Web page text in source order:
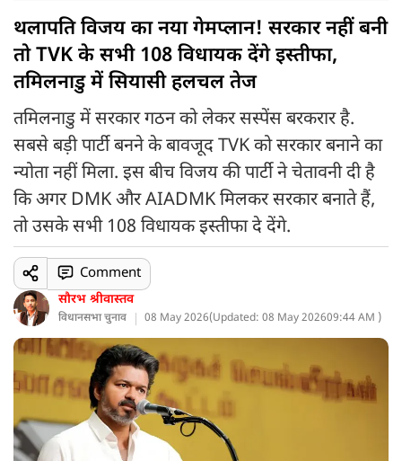
थलापति विजय का नया गेमप्लान! सरकार नहीं बनी
तो TVK के सभी 108 विधायक देंगे इस्तीफा,
तमिलनाडु में सियासी हलचल तेज
तमिलनाडु में सरकार गठन को लेकर सस्पेंस बरकरार है.
सबसे बड़ी पार्टी बनने के बावजूद TVK को सरकार बनाने का
न्योता नहीं मिला. इस बीच विजय की पार्टी ने चेतावनी दी है
कि अगर DMK और AIADMK मिलकर सरकार बनाते हैं,
तो उसके सभी 108 विधायक इस्तीफा दे देंगे.
सौरभ श्रीवास्तव
विधानसभा चुनाव 08 May 2026(Updated: 08 May 202609:44 AM )
Comment